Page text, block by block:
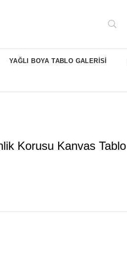
YAĞLI BOYA TABLO GALERİSİ
Korusu Kanvas Tablo